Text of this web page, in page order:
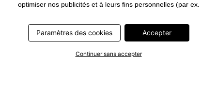
optimiser nos publicités et à leurs fins personnelles (par ex.
cadre, non seulement la collecte des données de suivi ou la
transmission de vos données pseudonymisées mais également
le traitement ultérieur de ces données par ce prestataire
nécessitent un consentement. Les données de suivi seront alors
Paramètres des cookies Accepter
Continuer sans accepter